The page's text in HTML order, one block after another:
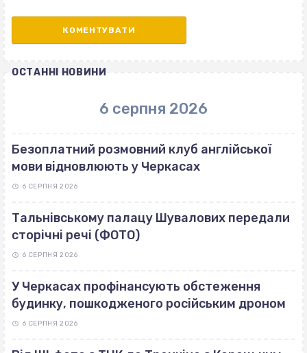
ОСТАННІ НОВИНИ
6 серпня 2026
Безоплатний розмовний клуб англійської
мови відновлюють у Черкасах
6 СЕРПНЯ 2026
Тальнівському палацу Шувалових передали
сторічні речі (ФОТО)
6 СЕРПНЯ 2026
У Черкасах профінансують обстеження
будинку, пошкодженого російським дроном
6 СЕРПНЯ 2026